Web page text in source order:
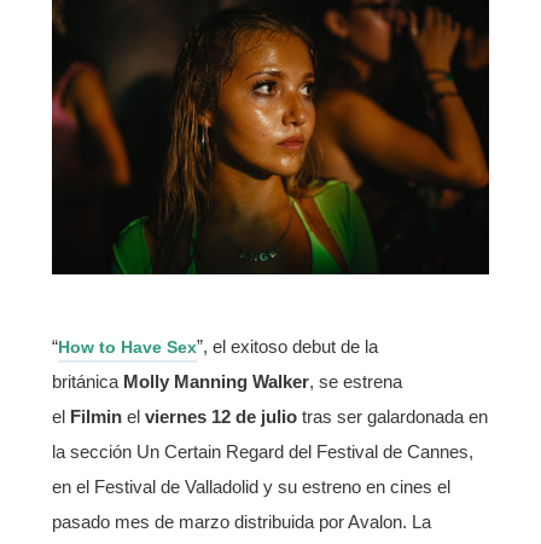
“How to Have Sex”, el exitoso debut de la
británica Molly Manning Walker, se estrena
el Filminelviernes 12 de julio tras ser galardonada en
la sección Un Certain Regard del Festival de Cannes,
en el Festival de Valladolid y su estreno en cines el
pasado mes de marzo distribuida por Avalon. La